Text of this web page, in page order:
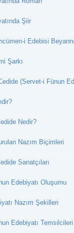
Şiir
i Edebisi
Şarkı
(Servet-i Fünun
Nedir?
Nazım Biçimleri
Sanatçıları
Edebiyatı Oluşumu
Nazım Şekilleri
Edebiyatı Temsilcileri